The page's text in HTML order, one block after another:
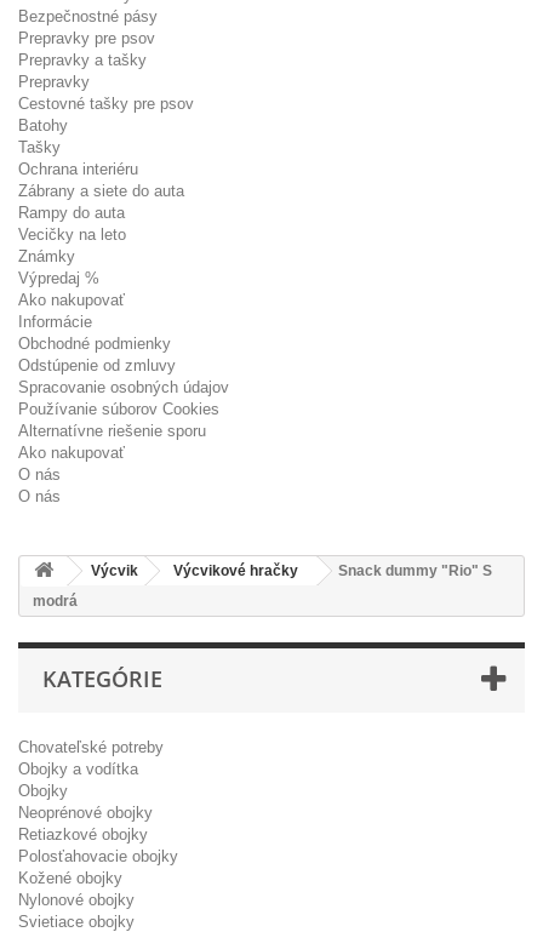
Bezpečnostné pásy
Prepravky pre psov
Prepravky a tašky
Prepravky
Cestovné tašky pre psov
Batohy
Tašky
Ochrana interiéru
Zábrany a siete do auta
Rampy do auta
Vecičky na leto
Známky
Výpredaj %
Ako nakupovať
Informácie
Obchodné podmienky
Odstúpenie od zmluvy
Spracovanie osobných údajov
Používanie súborov Cookies
Alternatívne riešenie sporu
Ako nakupovať
O nás
O nás
Výcvik Výcvikové hračky
Snack dummy "Rio" S
modrá
KATEGÓRIE
Chovateľské potreby
Obojky a vodítka
Obojky
Neoprénové obojky
Retiazkové obojky
Polosťahovacie obojky
Kožené obojky
Nylonové obojky
Svietiace obojky